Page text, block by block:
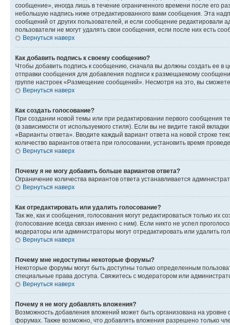
сообщение», иногда лишь в течение ограниченного времени после его
небольшую надпись ниже отредактированного вами сообщения. Эта
сообщений от других пользователей, и если сообщение редактировали
пользователи не могут удалять свои сообщения, если после них есть
Вернуться наверх
Как добавить подпись к своему сообщению?
Чтобы добавить подпись к сообщению, сначала вы должны создать ее в
отправки сообщения для добавления подписи к размещаемому
группе настроек «Размещение сообщений». Несмотря на это, вы
Вернуться наверх
Как создать голосование?
При создании новой темы или при редактировании первого сообщения
(в зависимости от используемого стиля). Если вы не видите такой
«Варианты ответа». Вводите каждый вариант ответа на новой строке
количество вариантов ответа при голосовании, установить время
Вернуться наверх
Почему я не могу добавить больше вариантов ответа?
Ограничение количества вариантов ответа устанавливается
Вернуться наверх
Как отредактировать или удалить голосование?
Так же, как и сообщения, голосования могут редактироваться только
(голосование всегда связан именно с ним). Если никто не успел
модераторы или администраторы могут отредактировать или удалить
Вернуться наверх
Почему мне недоступны некоторые форумы?
Некоторые форумы могут быть доступны только определенным
специальные права доступа. Свяжитесь с модератором или
Вернуться наверх
Почему я не могу добавлять вложения?
Возможность добавления вложений может быть организована на
форумах. Также возможно, что добавлять вложения разрешено только